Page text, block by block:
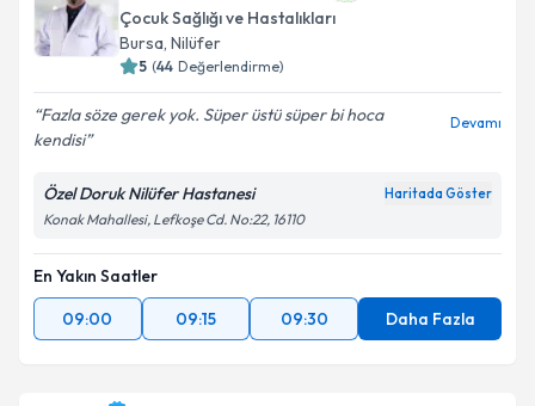
Kişisel verilerimin işlenmesine ilişkinAydınlatma
Metni'ni okudum ve kişisel verilerimin belirtilen
Takvim Talebini Gönder
Çocuk Sağlığı ve Hastalıkları
Bursa, Nilüfer
5 (44 Değerlendirme)
Fazla söze gerek yok. Süper üstü süper bi hoca
kendisi
Devamı
Özel Doruk Nilüfer Hastanesi Haritada Göster
Konak Mahallesi, Lefkoşe Cd. No:22, 16110
En Yakın Saatler
09:00
09:15 09:30 Daha Fazla